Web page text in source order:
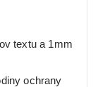
textu a 1mm
ochrany